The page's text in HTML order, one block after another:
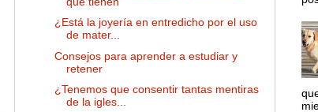
¿Está la joyería en entredicho por el uso
de mater...
Consejos para aprender a estudiar y
retener
¿Tenemos que consentir tantas mentiras
de la igles...